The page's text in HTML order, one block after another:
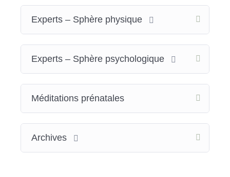
Experts – Sphère physique
Experts – Sphère psychologique
Méditations prénatales
Archives